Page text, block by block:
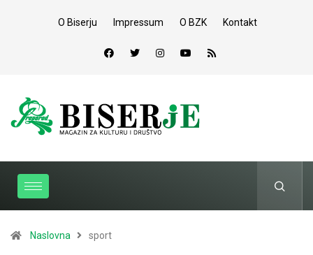
O Biserju Impressum O BZK Kontakt
Naslovna sport